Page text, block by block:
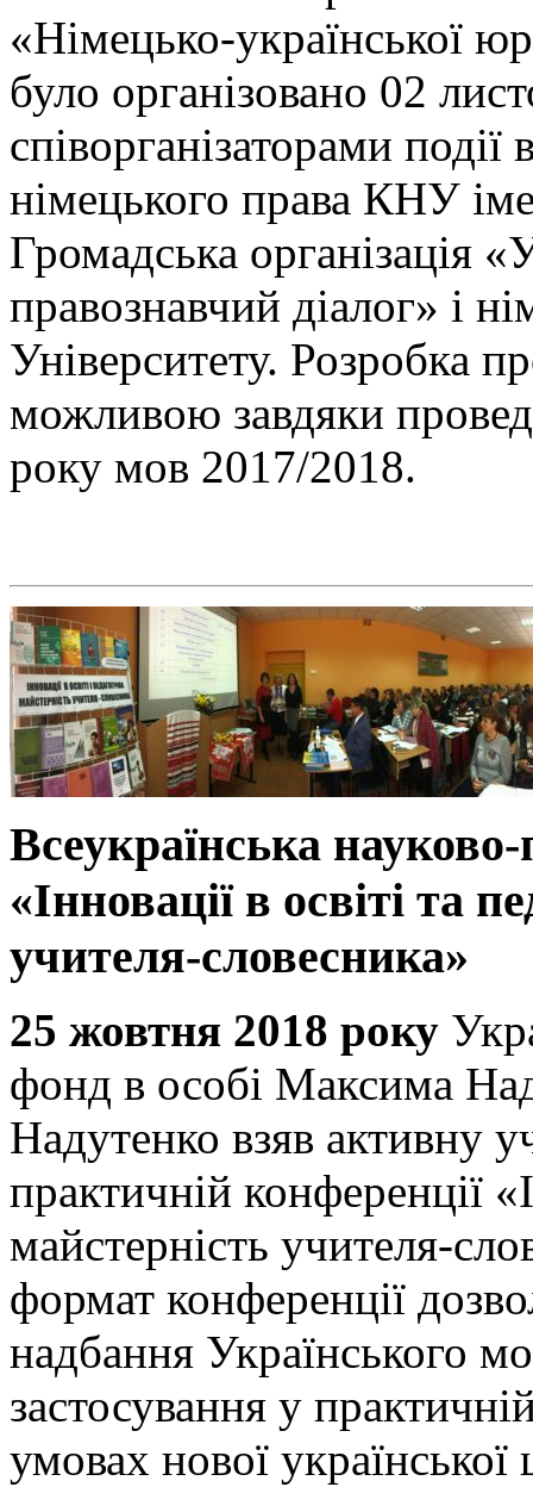
«Німецько-української
було організовано 02
співорганізаторами
німецького права КНУ
Громадська організація
правознавчий діалог» і
Університету. Розробка
можливою завдяки
року мов 2017/2018.
Всеукраїнська
«Інновації в освіті та
учителя-словесника»
25 жовтня 2018 року
фонд в особі Максима
Надутенко взяв активну
практичній конференції
майстерність учителя-
формат конференції
надбання Українського
застосування у
умовах нової